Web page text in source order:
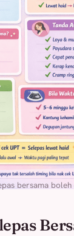
bersama boleh